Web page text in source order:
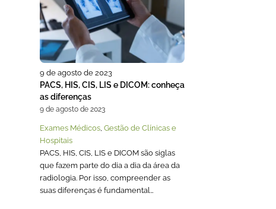
9 de agosto de 2023
PACS, HIS, CIS, LIS e DICOM: conheça
as diferenças
9 de agosto de 2023
Exames Médicos Gestão de Clínicas e
Hospitais
PACS, HIS, CIS, LIS e DICOM são siglas
que fazem parte do dia a dia da área da
radiologia. Por isso, compreender as
suas diferenças é fundamental…